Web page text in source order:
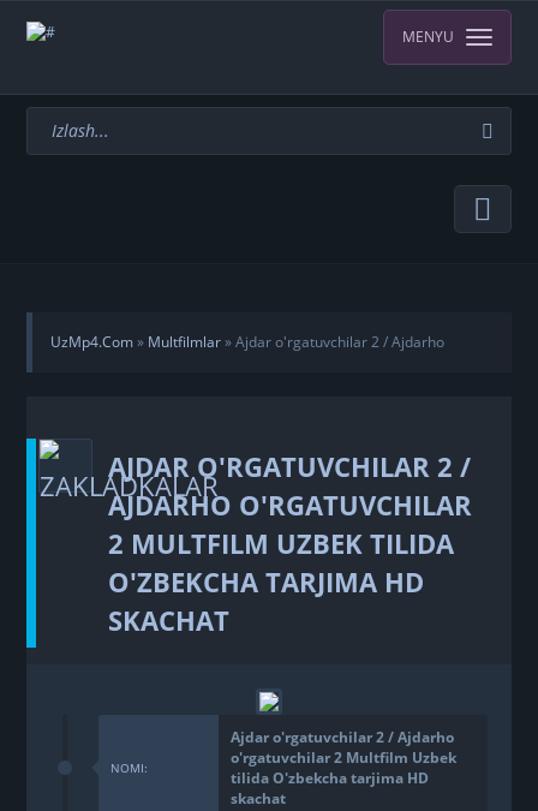
MENYU
UzMp4.Com» Multfilmlar» Ajdar o'rgatuvchilar 2 / Ajdarho
skachat
AJDAR O'RGATUVCHILAR 2 /
AJDARHO O'RGATUVCHILAR
2 MULTFILM UZBEK TILIDA
O'ZBEKCHA TARJIMA HD
SKACHAT
NOMI:
Ajdar o'rgatuvchilar 2 / Ajdarho
o'rgatuvchilar 2 Multfilm Uzbek
tilida O'zbekcha tarjima HD
skachat